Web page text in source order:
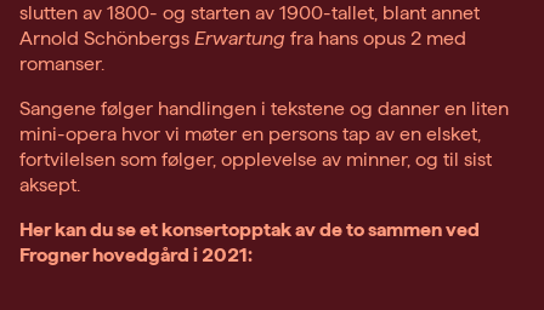
slutten av 1800- og starten av 1900-tallet, blant annet
Arnold Schönbergs Erwartung fra hans opus 2 med
romanser.
Sangene følger handlingen i tekstene og danner en liten
mini-opera hvor vi møter en persons tap av en elsket,
fortvilelsen som følger, opplevelse av minner, og til sist
aksept.
Her kan du se et konsertopptak av de to sammen ved
Frogner hovedgård i 2021: